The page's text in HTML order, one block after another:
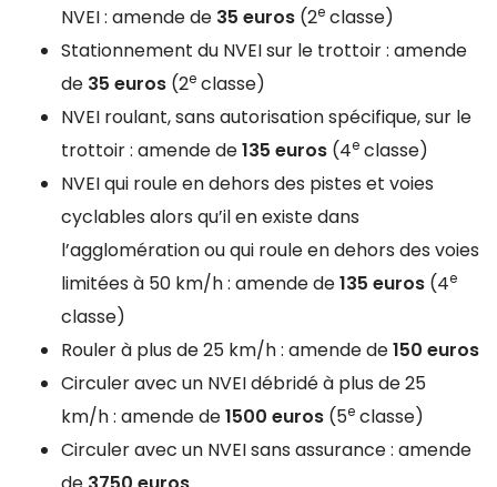
NVEI : amende de 35 euros (2e classe)
Stationnement du NVEI sur le trottoir : amende
de 35 euros (2e classe)
NVEI roulant, sans autorisation spécifique, sur le
trottoir : amende de135 euros (4e classe)
NVEI qui roule en dehors des pistes et voies
cyclables alors qu’il en existe dans
l’agglomération ou qui roule en dehors des voies
limitées à 50 km/h : amende de135 euros (4e
classe)
Rouler à plus de 25 km/h : amende de150 euros
Circuler avec un NVEI débridé à plus de 25
km/h : amende de1500 euros (5e classe)
Circuler avec un NVEI sans assurance : amende